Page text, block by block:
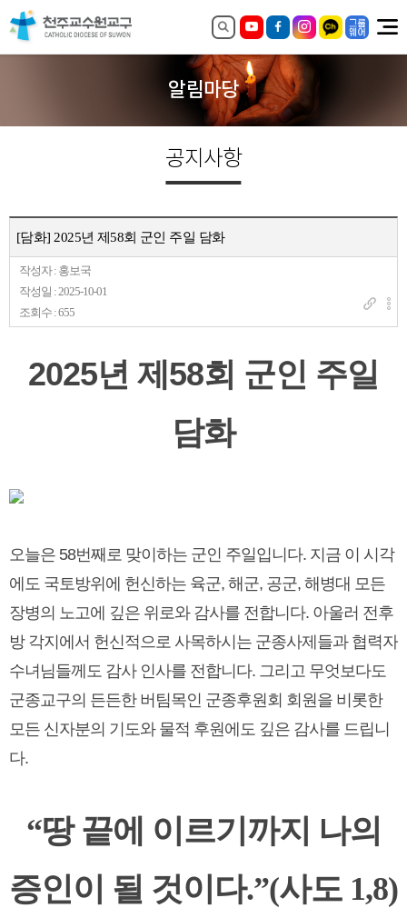
알림마당
공지사항
[담화] 2025년 제58회 군인 주일 담화
작성자 : 홍보국
작성일 : 2025-10-01
조회수 : 655
2025년 제58회 군인 주일
담화
오늘은 58번째로 맞이하는 군인 주일입니다. 지금 이 시각
에도 국토방위에 헌신하는 육군, 해군, 공군, 해병대 모든
장병의 노고에 깊은 위로와 감사를 전합니다. 아울러 전후
방 각지에서 헌신적으로 사목하시는 군종사제들과 협력자
수녀님들께도 감사 인사를 전합니다. 그리고 무엇보다도
군종교구의 든든한 버팀목인 군종후원회 회원을 비롯한
모든 신자분의 기도와 물적 후원에도 깊은 감사를 드립니
다.
“땅 끝에 이르기까지 나의
증인이 될 것이다.”(사도 1,8)